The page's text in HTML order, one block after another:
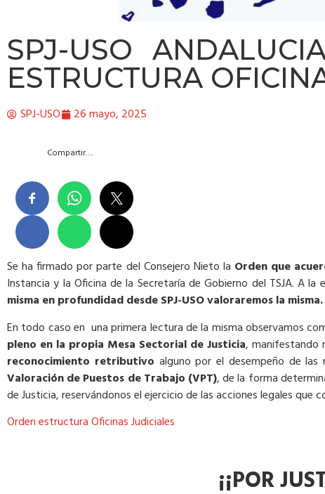
SPJ-USO
ESTRUCTURA
SPJ-USO 26 mayo, 2025
Compartir….
Se ha firmado por parte del Consejero Nieto la Orden que
Instancia y la Oficina de la Secretaría de Gobierno del TSJA. A
misma en profundidad desde SPJ-USO valoraremos la misma.
En todo caso en una primera lectura de la misma observamos
pleno en la propia Mesa Sectorial de Justicia, manifestando
reconocimiento retributivo alguno por el desempeño de
Valoración de Puestos de Trabajo (VPT), de la forma
de Justicia, reservándonos el ejercicio de las acciones legales
Orden estructura Oficinas Judiciales
¡¡POR